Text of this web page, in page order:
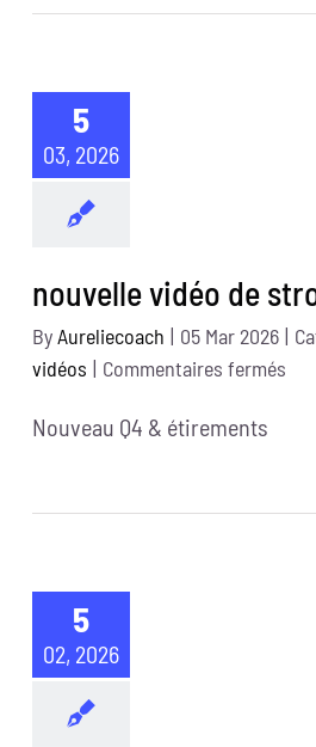
5
03, 2026
nouvelle vidéo de
ByAureliecoach | 05 Mar 2026 |
vidéos | Commentaires ferméssur
Nouveau Q4 & étirements
5
02, 2026